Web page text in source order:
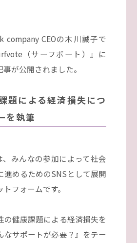
company CEOの木川誠子で
（サーフボート）』に
が公開されました。
題による経済損失につ
を執筆
、みんなの参加によって社会
進めるためのSNSとして展開
トフォームです。
の健康課題による経済損失を
なサポートが必要？』をテー